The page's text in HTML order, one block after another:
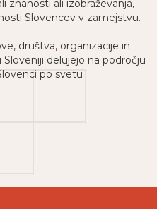
znanosti ali izobraževanja,
Slovencev v zamejstvu.
društva, organizacije in
delujejo na področju
po svetu